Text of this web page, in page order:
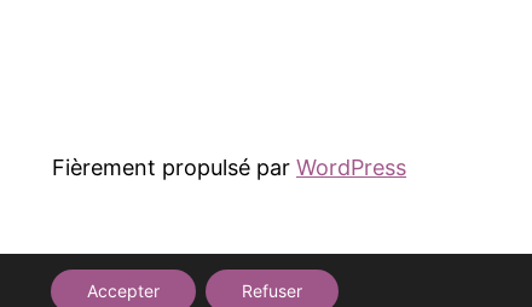
Fièrement propulsé par WordPress
Accepter Refuser